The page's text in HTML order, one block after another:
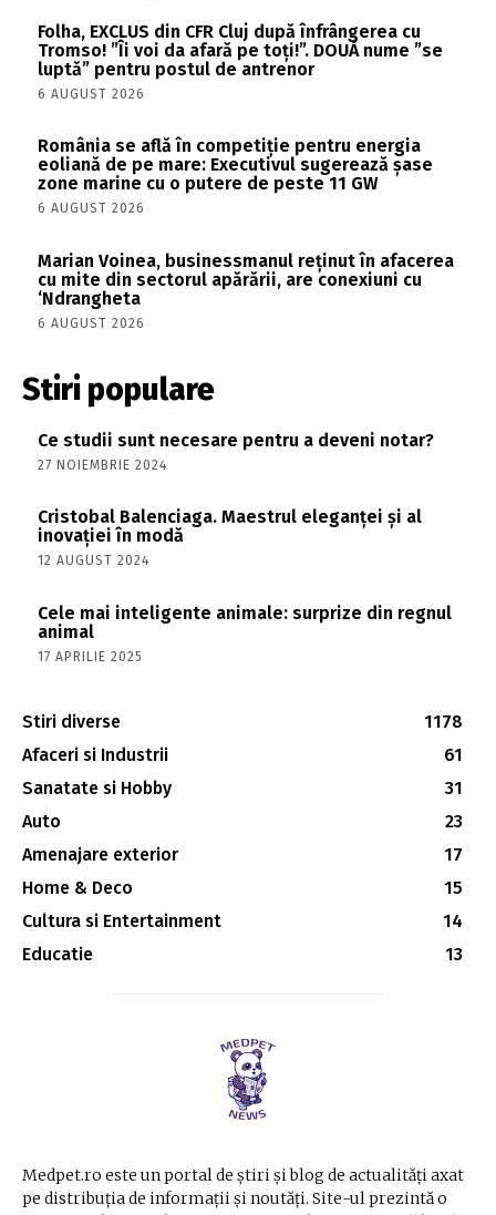
Folha, EXCLUS din CFR Cluj după înfrângerea cu
Tromso! ”Îi voi da afară pe toți!”. DOUĂ nume ”se
luptă” pentru postul de antrenor
6 AUGUST 2026
România se află în competiție pentru energia
eoliană de pe mare: Executivul sugerează șase
zone marine cu o putere de peste 11 GW
6 AUGUST 2026
Marian Voinea, businessmanul reținut în afacerea
cu mite din sectorul apărării, are conexiuni cu
‘Ndrangheta
6 AUGUST 2026
Stiri populare
Ce studii sunt necesare pentru a deveni notar?
27 NOIEMBRIE 2024
Cristobal Balenciaga. Maestrul eleganței și al
inovației în modă
12 AUGUST 2024
Cele mai inteligente animale: surprize din regnul
animal
17 APRILIE 2025
Stiri diverse
1178
Afaceri si Industrii
61
Sanatate si Hobby
31
Auto
23
Amenajare exterior
17
Home & Deco
15
Cultura si Entertainment
14
Educatie
13
Medpet.ro este un portal de știri și blog de actualități axat
pe distribuția de informații și noutăți. Site-ul prezintă o